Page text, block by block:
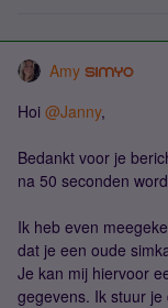
Amy
Hoi ​ @Janny,
Bedankt voor je
na 50 seconden
Ik heb even
dat je een oude
Je kan mij hiervoor
gegevens. Ik stuur